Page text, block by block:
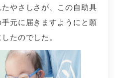
やさしさが、
この自助具
元に届きますようにと願
たのでした。